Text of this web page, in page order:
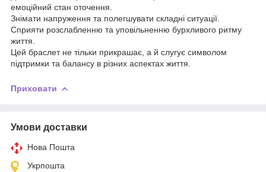
емоційний стан оточення.
Знімати напруження та полегшувати складні ситуації.
Сприяти розслабленню та уповільненню бурхливого ритму
життя.
Цей браслет не тільки прикрашає, а й слугує символом
підтримки та балансу в різних аспектах життя.
Приховати
Умови доставки
Нова Пошта
Укрпошта